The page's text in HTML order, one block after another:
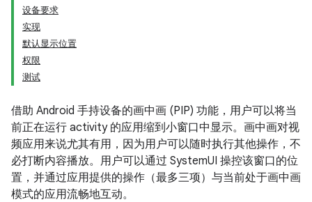
设备要求
实现
默认显示位置
权限
测试
借助 Android 手持设备的画中画 (PIP) 功能，用户可以将当
前正在运行 activity 的应用缩到小窗口中显示。画中画对视
频应用来说尤其有用，因为用户可以随时执行其他操作，不
必打断内容播放。用户可以通过 SystemUI 操控该窗口的位
置，并通过应用提供的操作（最多三项）与当前处于画中画
模式的应用流畅地互动。